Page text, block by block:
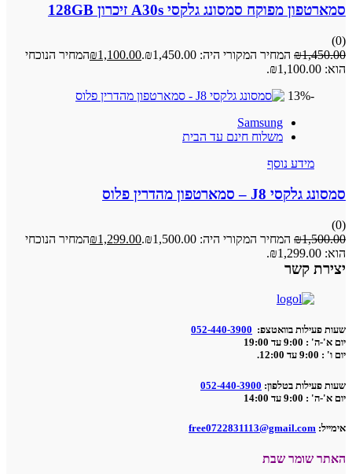
סמארטפון מפוקח סמסונג גלקסי A30s זיכרון 128GB
(0)
₪1,450.00 המחיר המקורי היה: ₪1,450.00. ₪1,100.00
המחיר הנוכחי
הוא: ₪1,100.00.
-13%
Samsung
משלוח חינם עד הבית
מידע נוסף
סמסונג גלקסי J8 – סמארטפון מהדרין פלוס
(0)
₪1,500.00 המחיר המקורי היה: ₪1,500.00. ₪1,299.00
המחיר הנוכחי
הוא: ₪1,299.00.
יצירת קשר
שעות פעילות בוואטצפ: 052-440-3900
יום א'-ה' : 9:00 עד 19:00
יום ו' : 9:00 עד 12:00.
שעות פעילות בטלפון: 052-440-3900
יום א'-ה' : 9:00 עד 14:00
אימייל: free0722831113@gmail.com
האתר שומר שבת